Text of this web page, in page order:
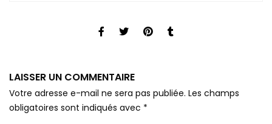
LAISSER UN COMMENTAIRE
Votre adresse e-mail ne sera pas publiée. Les champs
obligatoires sont indiqués avec *